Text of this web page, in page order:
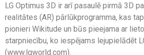
LG Optimus 3D ir arī pasaulē pirmā 3D
realitātes (AR) pārlūkprogramma, kas
pionieri Wikitude un būs pieejama ar
starpniecību, ko iespējams lejupielādēt
(www.lgworld.com).